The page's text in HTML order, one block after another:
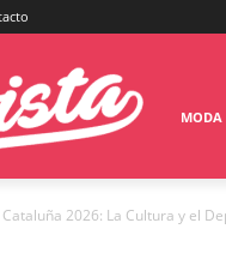
MODA
Cataluña 2026: La Cultura y el